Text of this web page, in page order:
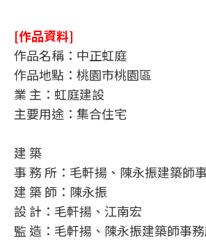
[作品資料]
作品名稱：中正虹庭
作品地點：桃園市桃園區
業 主：虹庭建設
主要用途：集合住宅
建 築
事 務 所：毛軒揚、陳永振建築師
建 築 師：陳永振
設 計：毛軒揚、江南宏
監 造：毛軒揚、陳永振建築師事